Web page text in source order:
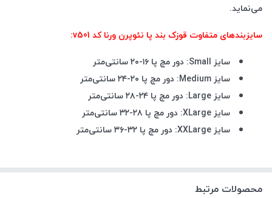
می‌نماید.
سایزبندهای متفاوت قوزک بند پا نئوپرن ورنا کد v501:
سایز Small: دور مچ پا ۱۶-۲۰ سانتی‌متر
سایز Medium: دور مچ پا ۲۰-۲۴ سانتی‌متر
سایز Large: دور مچ پا ۲۴-۲۸ سانتی‌متر
سایز XLarge: دور مچ پا ۲۸-۳۲ سانتی‌متر
سایز XXLarge: دور مچ پا ۳۲-۳۶ سانتی‌متر
محصولات مرتبط